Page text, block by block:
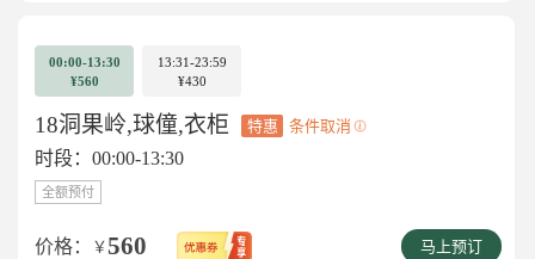
00:00-13:30
¥560
13:31-23:59
¥430
18洞果岭,球僮,衣柜 特惠 条件取消
时段：00:00-13:30
全额预付
价格： ￥ 560 马上预订